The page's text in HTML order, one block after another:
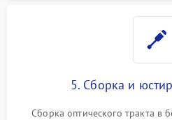
5. Сборка и
Сборка оптического тракта в